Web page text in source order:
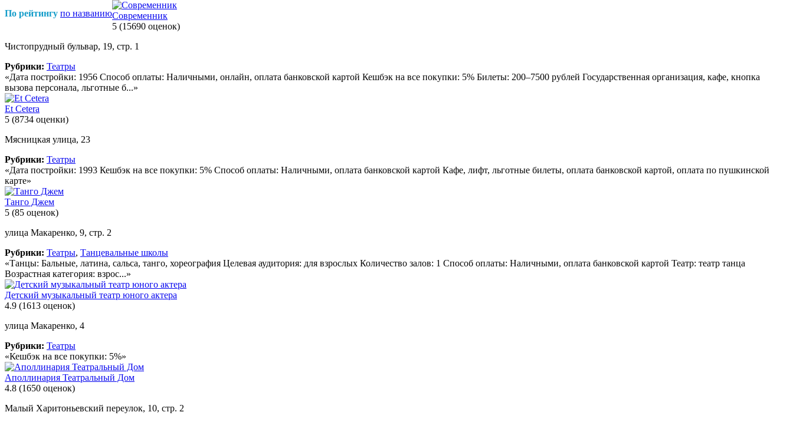
По рейтингу по названиюСовременник
5 (15690 оценок)
Чистопрудный бульвар, 19, стр. 1
Рубрики: Театры
«Дата постройки: 1956 Способ оплаты: Наличными, онлайн, оплата банковской картой Кешбэк на все покупки: 5% Билеты: 200–7500 рублей Государственная организация, кафе, кнопка
вызова персонала, льготные б...»
Et Cetera
5 (8734 оценки)
Мясницкая улица, 23
Рубрики: Театры
«Дата постройки: 1993 Кешбэк на все покупки: 5% Способ оплаты: Наличными, оплата банковской картой Кафе, лифт, льготные билеты, оплата банковской картой, оплата по пушкинской
карте»
Танго Джем
5 (85 оценок)
улица Макаренко, 9, стр. 2
Рубрики: Театры, Танцевальные школы
«Танцы: Бальные, латина, сальса, танго, хореография Целевая аудитория: для взрослых Количество залов: 1 Способ оплаты: Наличными, оплата банковской картой Театр: театр танца
Возрастная категория: взрос...»
Детский музыкальный театр юного актера
4.9 (1613 оценок)
улица Макаренко, 4
Рубрики: Театры
«Кешбэк на все покупки: 5%»
Аполлинария Театральный Дом
4.8 (1650 оценок)
Малый Харитоньевский переулок, 10, стр. 2